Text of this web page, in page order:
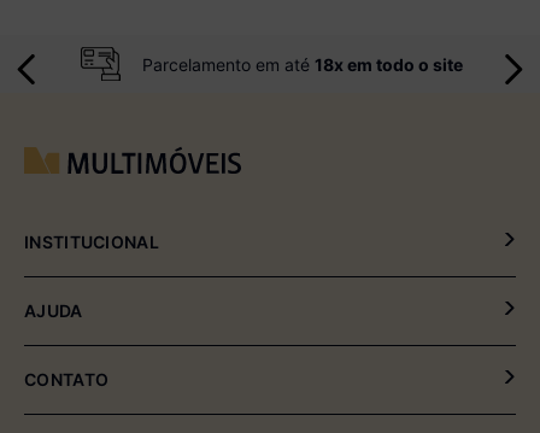
Parcelamento em até 18x em todo o site
INSTITUCIONAL
Política de Entrega e Devolução
AJUDA
Fale Conosco
CONTATO